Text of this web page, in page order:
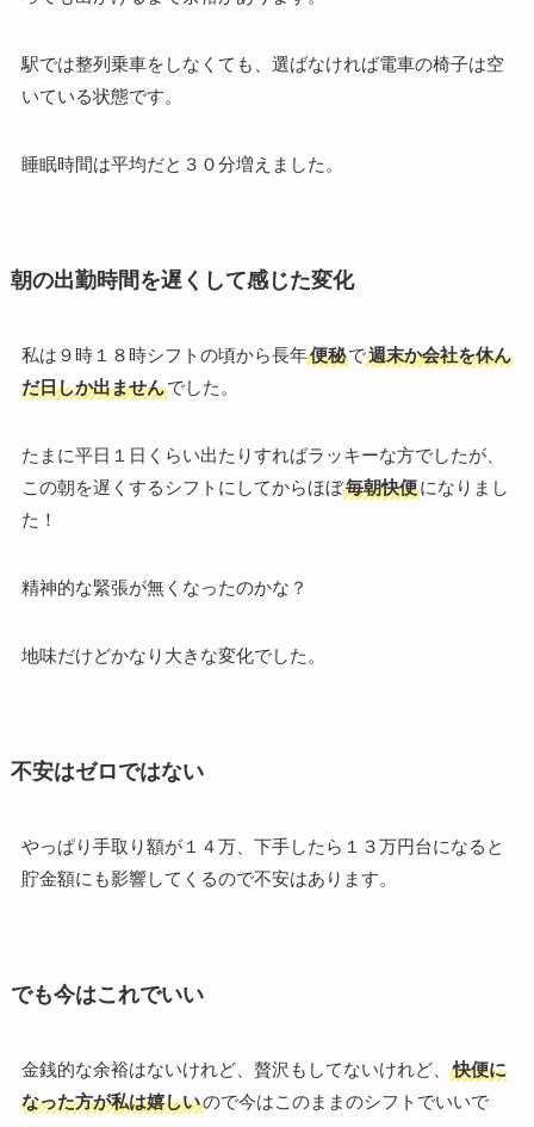
駅では整列乗車をしなくても、選ばなければ電車の椅子は空
いている状態です。
睡眠時間は平均だと３０分増えました。
朝の出勤時間を遅くして感じた変化
私は９時１８時シフトの頃から長年便秘で週末か会社を休ん
だ日しか出ませんでした。
たまに平日１日くらい出たりすればラッキーな方でしたが、
この朝を遅くするシフトにしてからほぼ毎朝快便になりまし
た！
精神的な緊張が無くなったのかな？
地味だけどかなり大きな変化でした。
不安はゼロではない
やっぱり手取り額が１４万、下手したら１３万円台になると
貯金額にも影響してくるので不安はあります。
でも今はこれでいい
金銭的な余裕はないけれど、贅沢もしてないけれど、
快便に
なった方が私は嬉しいので今はこのままのシフトでいいで